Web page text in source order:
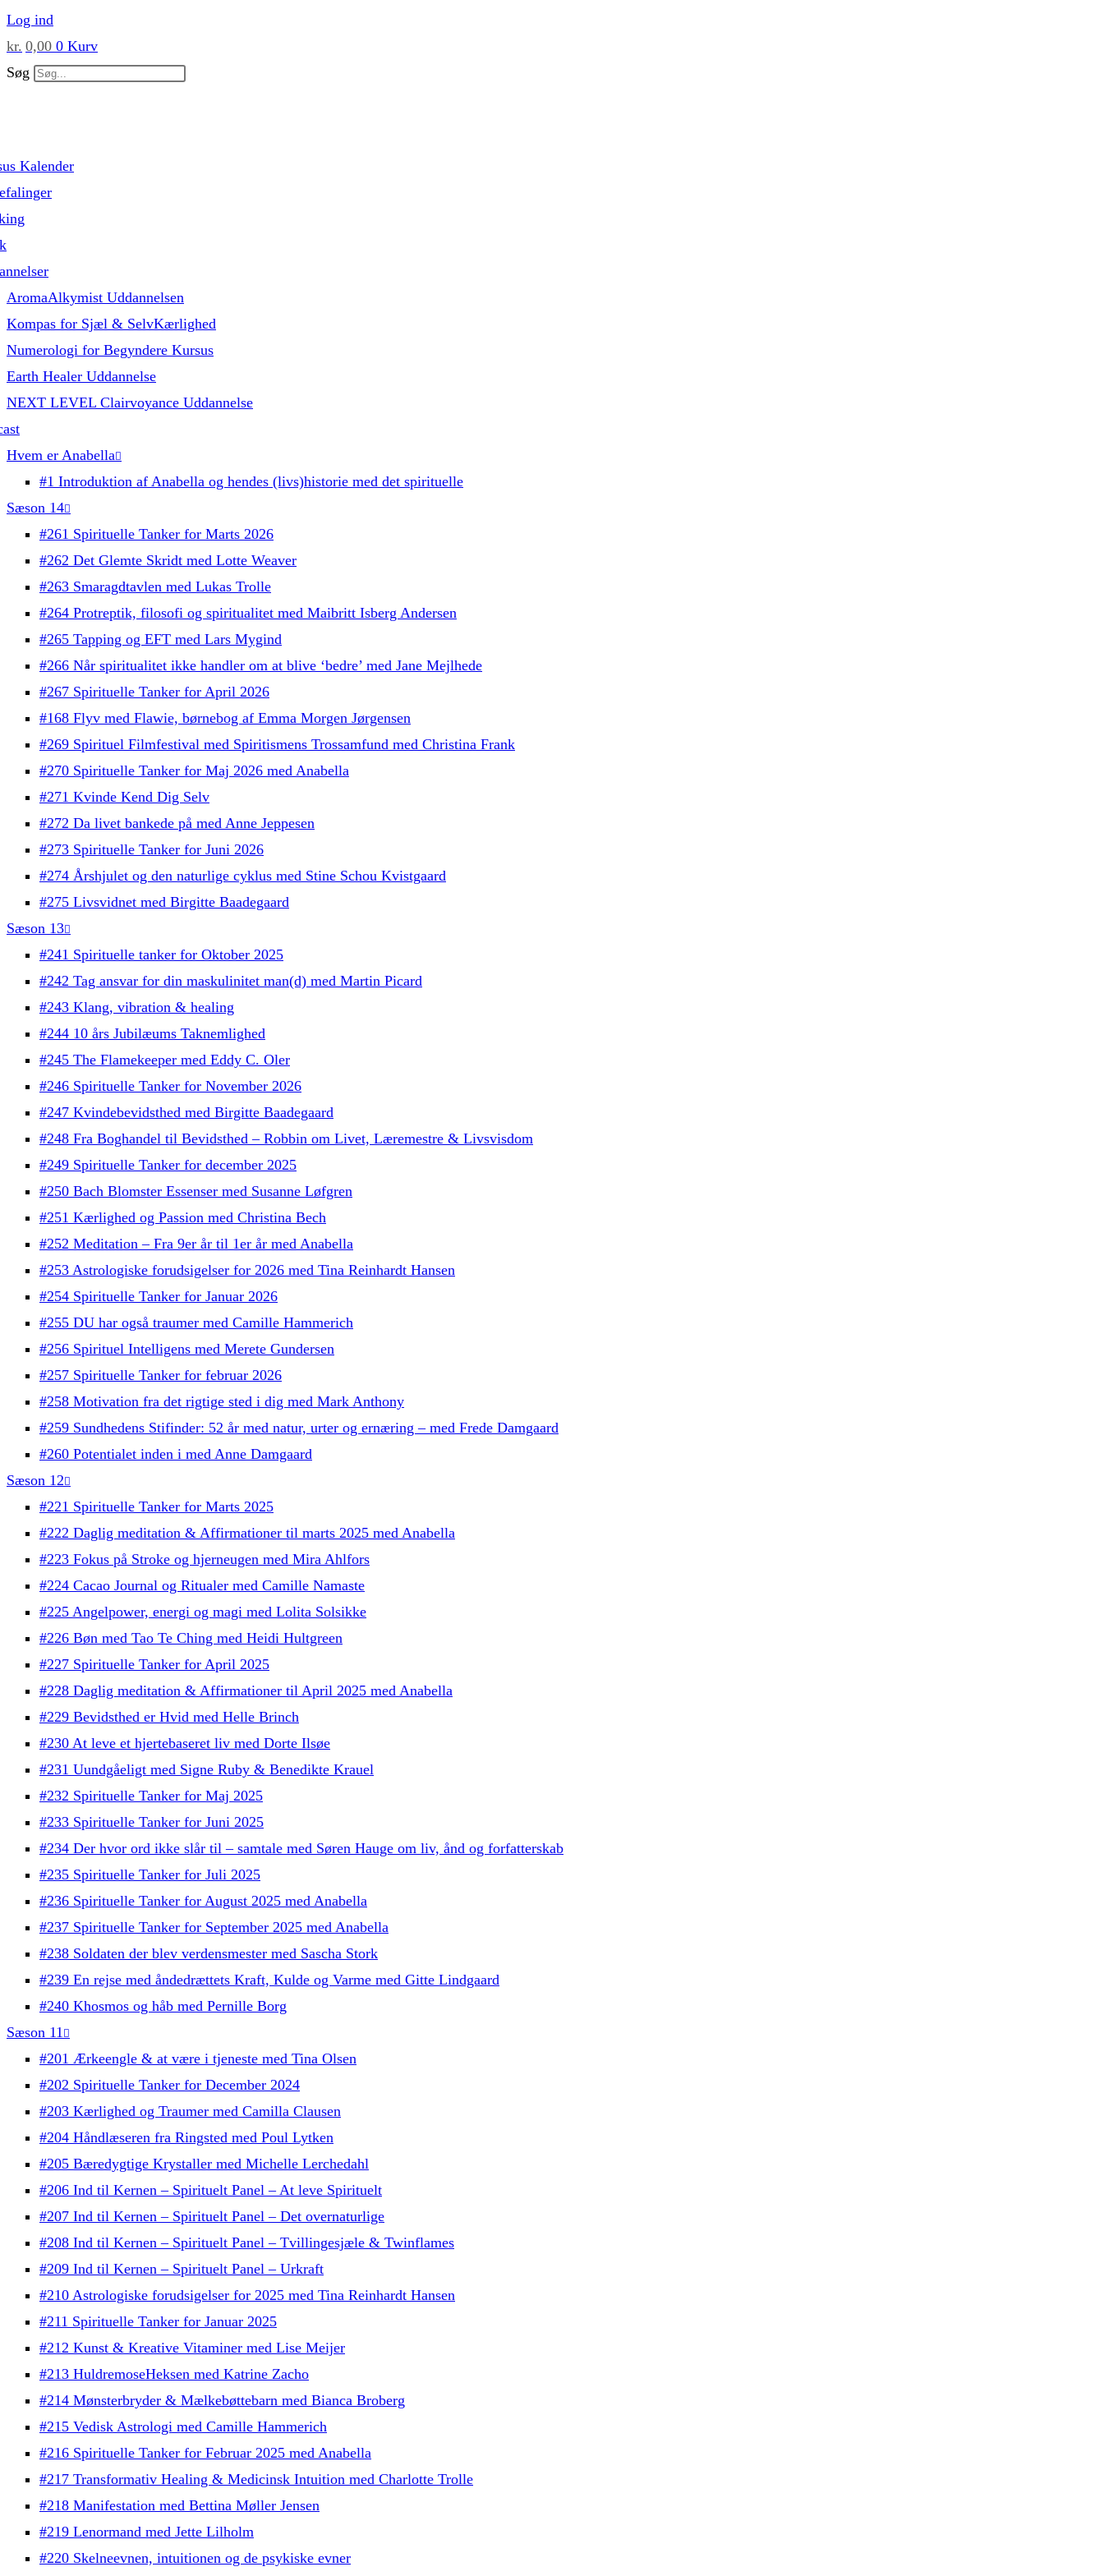
Skip
to
content
Log ind
kr. 0,00 0 Kurv
Søg
Kalender
AromaAlkymist Uddannelsen
Kompas for Sjæl & SelvKærlighed
Numerologi for Begyndere Kursus
Earth Healer Uddannelse
NEXT LEVEL Clairvoyance Uddannelse
Hvem er Anabella
#1 Introduktion af Anabella og hendes (livs)historie med det spirituelle
Sæson 14
#261 Spirituelle Tanker for Marts 2026
#262 Det Glemte Skridt med Lotte Weaver
#263 Smaragdtavlen med Lukas Trolle
#264 Protreptik, filosofi og spiritualitet med Maibritt Isberg Andersen
#265 Tapping og EFT med Lars Mygind
#266 Når spiritualitet ikke handler om at blive ‘bedre’ med Jane Mejlhede
#267 Spirituelle Tanker for April 2026
#168 Flyv med Flawie, børnebog af Emma Morgen Jørgensen
#269 Spirituel Filmfestival med Spiritismens Trossamfund med Christina Frank
#270 Spirituelle Tanker for Maj 2026 med Anabella
#271 Kvinde Kend Dig Selv
#272 Da livet bankede på med Anne Jeppesen
#273 Spirituelle Tanker for Juni 2026
#274 Årshjulet og den naturlige cyklus med Stine Schou Kvistgaard
#275 Livsvidnet med Birgitte Baadegaard
Sæson 13
#241 Spirituelle tanker for Oktober 2025
#242 Tag ansvar for din maskulinitet man(d) med Martin Picard
#243 Klang, vibration & healing
#244 10 års Jubilæums Taknemlighed
#245 The Flamekeeper med Eddy C. Oler
#246 Spirituelle Tanker for November 2026
#247 Kvindebevidsthed med Birgitte Baadegaard
#248 Fra Boghandel til Bevidsthed – Robbin om Livet, Læremestre & Livsvisdom
#249 Spirituelle Tanker for december 2025
#250 Bach Blomster Essenser med Susanne Løfgren
#251 Kærlighed og Passion med Christina Bech
#252 Meditation – Fra 9er år til 1er år med Anabella
#253 Astrologiske forudsigelser for 2026 med Tina Reinhardt Hansen
#254 Spirituelle Tanker for Januar 2026
#255 DU har også traumer med Camille Hammerich
#256 Spirituel Intelligens med Merete Gundersen
#257 Spirituelle Tanker for februar 2026
#258 Motivation fra det rigtige sted i dig med Mark Anthony
#259 Sundhedens Stifinder: 52 år med natur, urter og ernæring – med Frede Damgaard
#260 Potentialet inden i med Anne Damgaard
Sæson 12
#221 Spirituelle Tanker for Marts 2025
#222 Daglig meditation & Affirmationer til marts 2025 med Anabella
#223 Fokus på Stroke og hjerneugen med Mira Ahlfors
#224 Cacao Journal og Ritualer med Camille Namaste
#225 Angelpower, energi og magi med Lolita Solsikke
#226 Bøn med Tao Te Ching med Heidi Hultgreen
#227 Spirituelle Tanker for April 2025
#228 Daglig meditation & Affirmationer til April 2025 med Anabella
#229 Bevidsthed er Hvid med Helle Brinch
#230 At leve et hjertebaseret liv med Dorte Ilsøe
#231 Uundgåeligt med Signe Ruby & Benedikte Krauel
#232 Spirituelle Tanker for Maj 2025
#233 Spirituelle Tanker for Juni 2025
#234 Der hvor ord ikke slår til – samtale med Søren Hauge om liv, ånd og forfatterskab
#235 Spirituelle Tanker for Juli 2025
#236 Spirituelle Tanker for August 2025 med Anabella
#237 Spirituelle Tanker for September 2025 med Anabella
#238 Soldaten der blev verdensmester med Sascha Stork
#239 En rejse med åndedrættets Kraft, Kulde og Varme med Gitte Lindgaard
#240 Khosmos og håb med Pernille Borg
Sæson 11
#201 Ærkeengle & at være i tjeneste med Tina Olsen
#202 Spirituelle Tanker for December 2024
#203 Kærlighed og Traumer med Camilla Clausen
#204 Håndlæseren fra Ringsted med Poul Lytken
#205 Bæredygtige Krystaller med Michelle Lerchedahl
#206 Ind til Kernen – Spirituelt Panel – At leve Spirituelt
#207 Ind til Kernen – Spirituelt Panel – Det overnaturlige
#208 Ind til Kernen – Spirituelt Panel – Tvillingesjæle & Twinflames
#209 Ind til Kernen – Spirituelt Panel – Urkraft
#210 Astrologiske forudsigelser for 2025 med Tina Reinhardt Hansen
#211 Spirituelle Tanker for Januar 2025
#212 Kunst & Kreative Vitaminer med Lise Meijer
#213 HuldremoseHeksen med Katrine Zacho
#214 Mønsterbryder & Mælkebøttebarn med Bianca Broberg
#215 Vedisk Astrologi med Camille Hammerich
#216 Spirituelle Tanker for Februar 2025 med Anabella
#217 Transformativ Healing & Medicinsk Intuition med Charlotte Trolle
#218 Manifestation med Bettina Møller Jensen
#219 Lenormand med Jette Lilholm
#220 Skelneevnen, intuitionen og de psykiske evner